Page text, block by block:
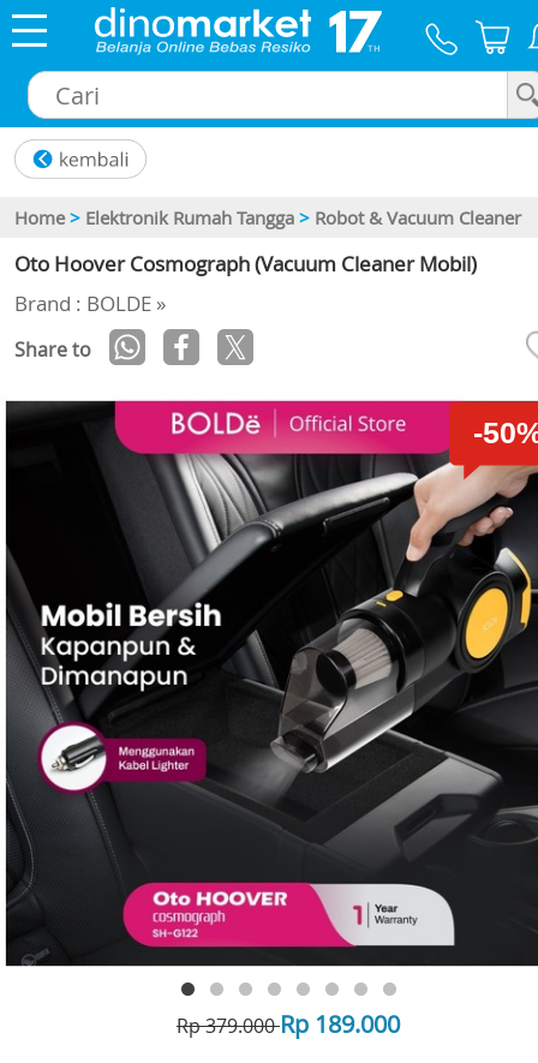
Home > Elektronik Rumah Tangga > Robot & Vacuum Cleaner
Oto Hoover Cosmograph (Vacuum Cleaner Mobil)
Brand : BOLDE »
Share to
-
Rp 379.000Rp 189.000